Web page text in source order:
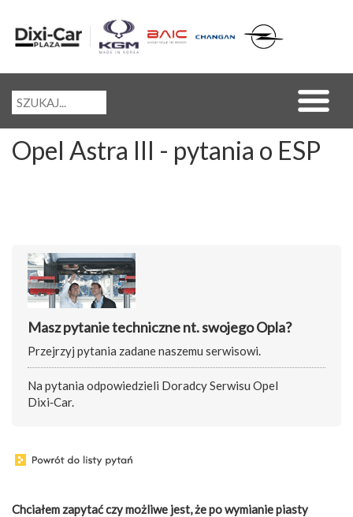
Opel Astra III - pytania o ESP
Masz pytanie techniczne nt. swojego Opla?
Przejrzyj pytania zadane naszemu serwisowi.
Na pytania odpowiedzieli Doradcy Serwisu Opel
Dixi‑Car.
Chciałem zapytać czy możliwe jest, że po wymianie piasty